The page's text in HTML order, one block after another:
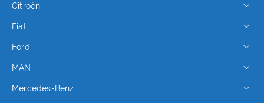
Citroën
Fiat
Ford
MAN
Mercedes-Benz